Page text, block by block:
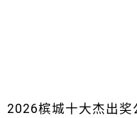
2026槟城十大杰出